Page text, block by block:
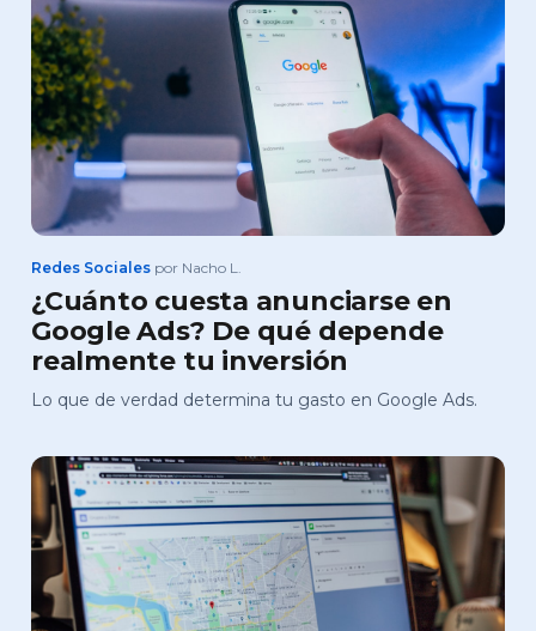
Redes Sociales por Nacho L.
¿Cuánto cuesta anunciarse en
Google Ads? De qué depende
realmente tu inversión
Lo que de verdad determina tu gasto en Google Ads.